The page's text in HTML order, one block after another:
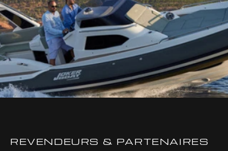
REVENDEURS & PARTENAIRES